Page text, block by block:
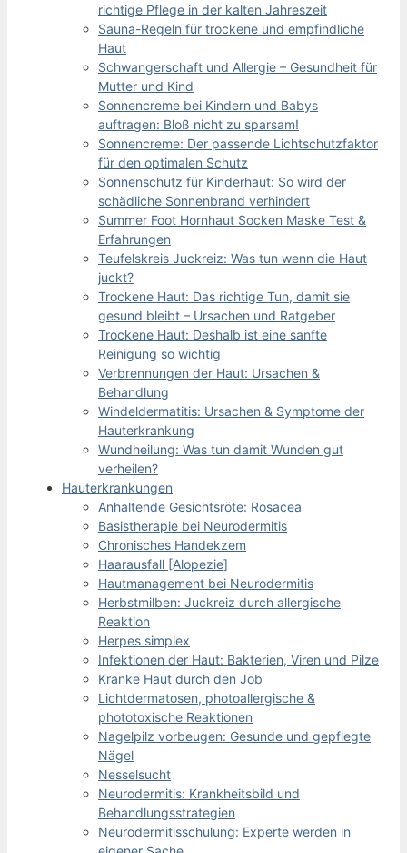
richtige Pflege in der kalten Jahreszeit
Sauna-Regeln für trockene und empfindliche
Haut
Schwangerschaft und Allergie – Gesundheit für
Mutter und Kind
Sonnencreme bei Kindern und Babys
auftragen: Bloß nicht zu sparsam!
Sonnencreme: Der passende Lichtschutzfaktor
für den optimalen Schutz
Sonnenschutz für Kinderhaut: So wird der
schädliche Sonnenbrand verhindert
Summer Foot Hornhaut Socken Maske Test &
Erfahrungen
Teufelskreis Juckreiz: Was tun wenn die Haut
juckt?
Trockene Haut: Das richtige Tun, damit sie
gesund bleibt – Ursachen und Ratgeber
Trockene Haut: Deshalb ist eine sanfte
Reinigung so wichtig
Verbrennungen der Haut: Ursachen &
Behandlung
Windeldermatitis: Ursachen & Symptome der
Hauterkrankung
Wundheilung: Was tun damit Wunden gut
verheilen?
Hauterkrankungen
Anhaltende Gesichtsröte: Rosacea
Basistherapie bei Neurodermitis
Chronisches Handekzem
Haarausfall [Alopezie]
Hautmanagement bei Neurodermitis
Herbstmilben: Juckreiz durch allergische
Reaktion
Herpes simplex
Infektionen der Haut: Bakterien, Viren und Pilze
Kranke Haut durch den Job
Lichtdermatosen, photoallergische &
phototoxische Reaktionen
Nagelpilz vorbeugen: Gesunde und gepflegte
Nägel
Nesselsucht
Neurodermitis: Krankheitsbild und
Behandlungsstrategien
Neurodermitisschulung: Experte werden in